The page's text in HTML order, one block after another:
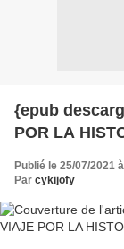
{epub
POR LA
Publié le 25/07/2021
Par cykijofy